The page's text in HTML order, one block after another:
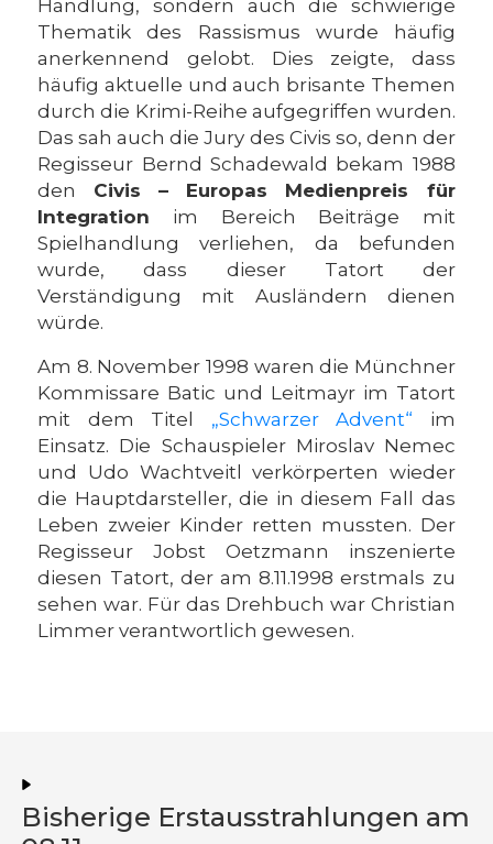
Handlung, sondern auch die schwierige
Thematik des Rassismus wurde häufig
anerkennend gelobt. Dies zeigte, dass
häufig aktuelle und auch brisante Themen
durch die Krimi-Reihe aufgegriffen wurden.
Das sah auch die Jury des Civis so, denn der
Regisseur Bernd Schadewald bekam 1988
den Civis – Europas Medienpreis für
Integration im Bereich Beiträge mit
Spielhandlung verliehen, da befunden
wurde, dass dieser Tatort der
Verständigung mit Ausländern dienen
würde.
Am 8. November 1998 waren die Münchner
Kommissare Batic und Leitmayr im Tatort
mit dem Titel „Schwarzer Advent“ im
Einsatz. Die Schauspieler Miroslav Nemec
und Udo Wachtveitl verkörperten wieder
die Hauptdarsteller, die in diesem Fall das
Leben zweier Kinder retten mussten. Der
Regisseur Jobst Oetzmann inszenierte
diesen Tatort, der am 8.11.1998 erstmals zu
sehen war. Für das Drehbuch war Christian
Limmer verantwortlich gewesen.
Bisherige Erstausstrahlungen am